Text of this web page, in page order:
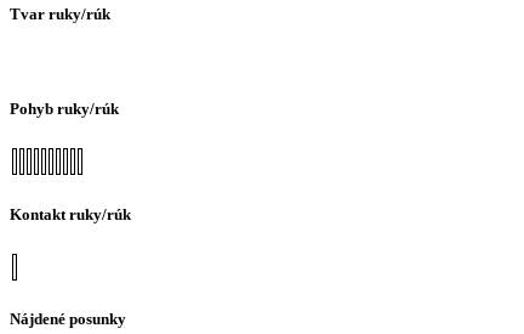
Tvar ruky/rúk
Pohyb ruky/rúk
Kontakt ruky/rúk
Nájdené posunky